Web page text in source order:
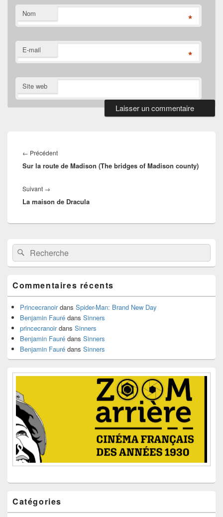
Nom *
E-mail *
Site web
de
l’article
← PrécédentArticle
précédent :
Sur la route de Madison (The bridges of Madison county)
Suivant →
suivant :
La maison de Dracula
Zone
principale
de
widget
barre
latérale
Recherche :Rechercher
Commentaires récents
Princecranoirdans Spider-Man: Brand New Day
Benjamin Fauré dans Sinners
princecranoirdans Sinners
Benjamin Fauré dans Sinners
Benjamin Fauré dans Sinners
Catégories